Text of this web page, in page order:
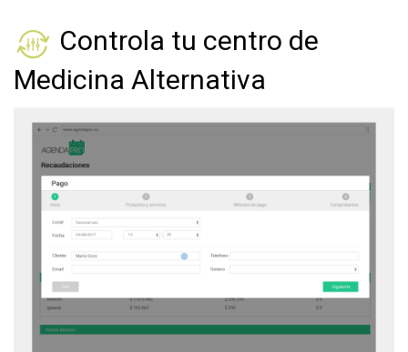
Controla tu centro de
Medicina Alternativa